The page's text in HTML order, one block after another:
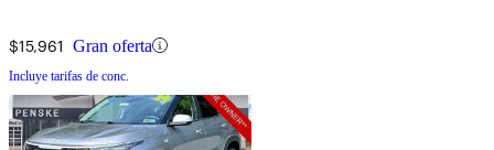
$15,961 Gran oferta
Incluye tarifas de conc.